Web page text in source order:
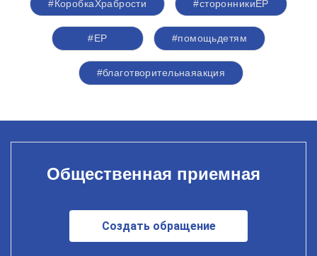
#КоробкаХрабрости #сторонникиЕР
#ЕР #помощьдетям
#благотворительнаяакция
Общественная приемная
Создать обращение